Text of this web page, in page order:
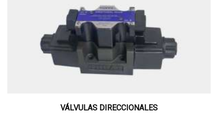
VÁLVULAS DIRECCIONALES